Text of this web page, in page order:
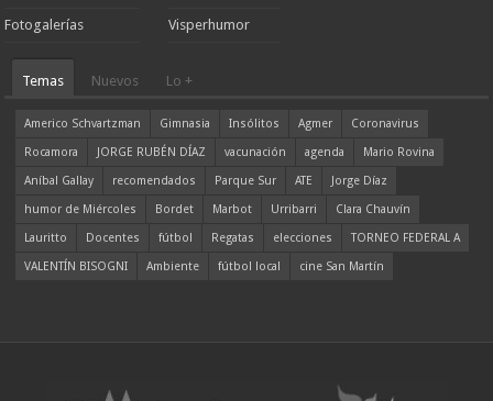
Fotogalerías Visperhumor
Temas Nuevos Lo +
Americo Schvartzman Gimnasia Insólitos Agmer
Coronavirus
Rocamora
JORGE RUBÉN DÍAZ vacunación agenda
Mario Rovina
Aníbal Gallay
recomendados Parque Sur ATE
Jorge Díaz
humor de Miércoles
Bordet Marbot Urribarri
Clara Chauvín
Lauritto
Docentes fútbol Regatas elecciones
TORNEO FEDERAL A
VALENTÍN BISOGNI
Ambiente fútbol local cine San Martín